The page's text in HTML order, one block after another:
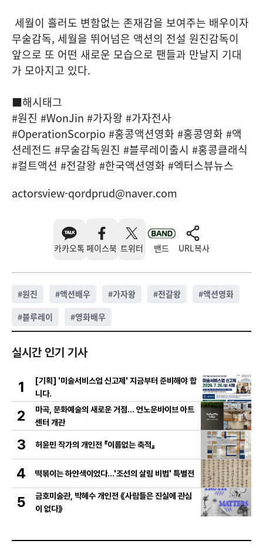
세월이 흘러도 변함없는 존재감을 보여주는 배우이자
무술감독, 세월을 뛰어넘은 액션의 전설 원진감독이
앞으로 또 어떤 새로운 모습으로 팬들과 만날지 기대
가 모아지고 있다.
■해시태그
#원진 #WonJin #가자왕 #가자전사
#OperationScorpio #홍콩액션영화 #홍콩영화 #액
션레전드 #무술감독원진 #블루레이출시 #홍콩클래식
#컬트액션 #전갈왕 #한국액션영화 #엑터스뷰뉴스
actorsview-qordprud@naver.com
카카오톡 페이스북 트위터 밴드 URL복사
#원진 #액션배우 #가자왕 #전갈왕 #액션영화
#블루레이 #영화배우
실시간 인기 기사
1
[기획] '미술서비스업 신고제' 지금부터 준비해야 합
니다.
2
마곡, 문화예술의 새로운 거점… 언노운바이브 아트
센터 개관
3 허윤민 작가의 개인전 『이름없는 축적』
4 떡볶이는 하얀색이었다...'조선의 살림 비법' 특별전
5
금호미술관, 박혜수 개인전 《사람들은 진실에 관심
이 없다》